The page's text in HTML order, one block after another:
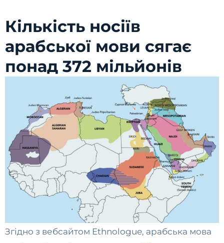
Кількість носіїв
арабської мови сягає
понад 372 мільйонів
Згідно з вебсайтом Ethnologue, арабська мова